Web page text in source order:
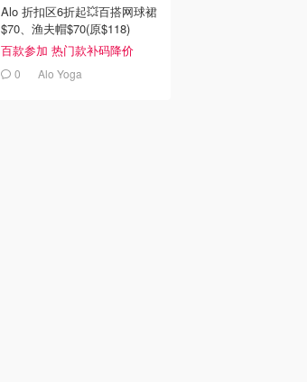
Alo 折扣区6折起💥百搭网球裙
$70、渔夫帽$70(原$118)
百款参加 热门款补码降价
0 Alo Yoga